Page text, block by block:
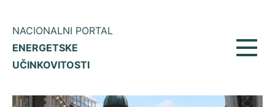
NACIONALNI PORTAL
ENERGETSKE
UČINKOVITOSTI